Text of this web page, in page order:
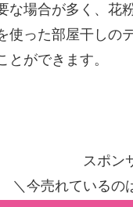
な場合が多く、花
使った部屋干しの
とができます。
スポン
＼今売れているの